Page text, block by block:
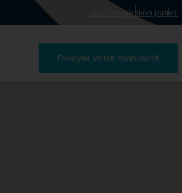
mon comptemon panier
Envoyez votre manuscrit